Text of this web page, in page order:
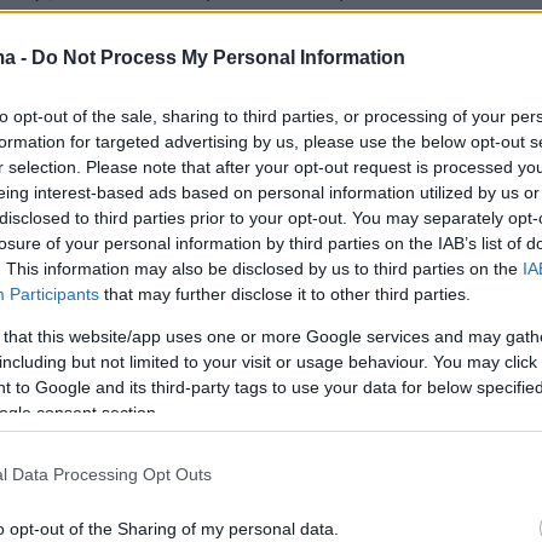
- Do Not Process My Personal Information
opt-out of the sale, sharing to third parties, or processing of your
for targeted advertising by us, please use the below opt-out
selection. Please note that after your opt-out request is processed
interest-based ads based on personal information utilized by us
to third parties prior to your opt-out. You may separately
of your personal information by third parties on the IAB’s list of
This information may also be disclosed by us to third parties on the
Participants that may further disclose it to other third parties.
that this website/app uses one or more Google services and may
but not limited to your visit or usage behaviour. You may
to Google and its third-party tags to use your data for below
consent section.
Data Processing Opt Outs
opt-out of the Sharing of my personal data.
και δείτε πίνακες στοnewmoney.gr
να σκοτώσει τον Πολωνό, για να μην
- H απολογία του Βούλγαρου που «καίει»
του καθηγητή
Germanwings, Malaysia Airlines: Όταν
τους και «σημάδεψαν» την ιστορία
η παράνομη σχέση που αποκάλυψε η kiss
Το τρίτο πρόσωπο στο viral βίντεο και τα